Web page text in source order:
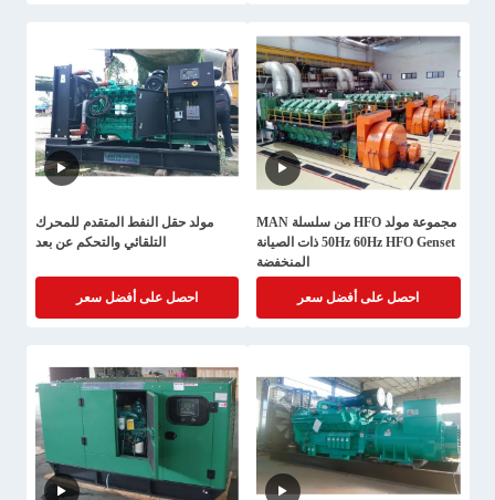
مجموعة مولد HFO من سلسلة MAN
50Hz 60Hz HFO Genset ذات الصيانة
المنخفضة
احصل على أفضل سعر
مولد حقل النفط المتقدم للمحرك
التلقائي والتحكم عن بعد
احصل على أفضل سعر